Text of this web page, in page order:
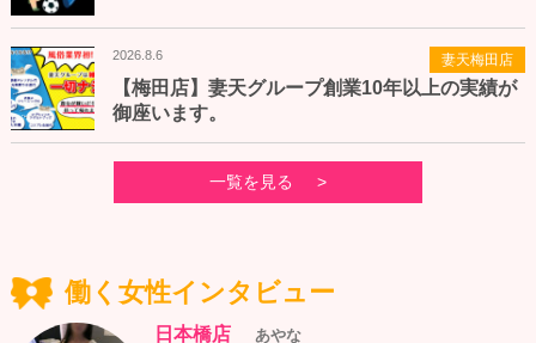
2026.8.6
【梅田店】妻天グループ創業10年以上の実績が
御座います。
妻天梅田店
一覧を見る
働く女性インタビュー
日本橋店
あやな